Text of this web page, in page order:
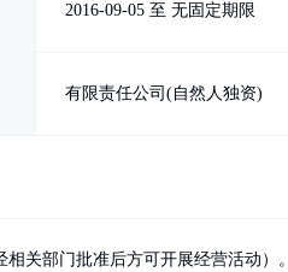
2016-09-05 至 无固定期限
有限责任公司(自然人独资)
关部门批准后方可开展经营活动）。